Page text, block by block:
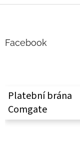
Facebook
Platební brána
Comgate